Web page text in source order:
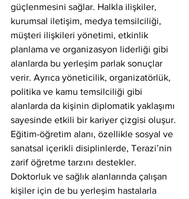
güçlenmesini sağlar. Halkla ilişkiler,
kurumsal iletişim, medya temsilciliği,
müşteri ilişkileri yönetimi, etkinlik
planlama ve organizasyon liderliği gibi
alanlarda bu yerleşim parlak sonuçlar
verir. Ayrıca yöneticilik, organizatörlük,
politika ve kamu temsilciliği gibi
alanlarda da kişinin diplomatik yaklaşımı
sayesinde etkili bir kariyer çizgisi oluşur.
Eğitim-öğretim alanı, özellikle sosyal ve
sanatsal içerikli disiplinlerde, Terazi’nin
zarif öğretme tarzını destekler.
Doktorluk ve sağlık alanlarında çalışan
kişiler için de bu yerleşim hastalarla